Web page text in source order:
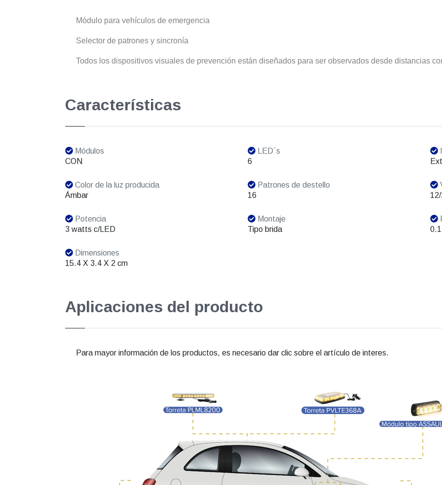
Módulo para vehículos de emergencia
Selector de patrones y sincronía
Todos los dispositivos visuales de prevención están diseñados para ser observados desde distancias
Características
Módulos
CON
LED´s
6
Color de la luz producida
Ámbar
Patrones de destello
16
Potencia
3 watts c/LED
Montaje
Tipo brida
Dimensiones
15.4 X 3.4 X 2 cm
Aplicaciones del producto
Para mayor información de los productos, es necesario dar clic sobre el artículo de interes.